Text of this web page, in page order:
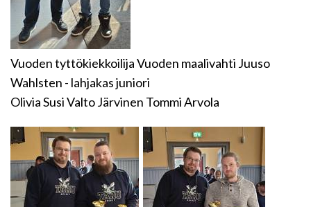
Vuoden tyttökiekkoilija Vuoden maalivahti Juuso
Wahlsten - lahjakas juniori
Olivia Susi Valto Järvinen Tommi Arvola